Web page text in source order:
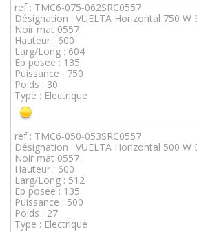
ref : TMC6-075-062SRC0557
Désignation : VUELTA Horizontal 750 W
Noir mat 0557
Hauteur : 600
Larg/Long : 604
Ep posee : 135
Puissance : 750
Poids : 30
Type : Electrique
ref : TMC6-050-053SRC0557
Désignation : VUELTA Horizontal 500 W
Noir mat 0557
Hauteur : 600
Larg/Long : 512
Ep posee : 135
Puissance : 500
Poids : 27
Type : Electrique